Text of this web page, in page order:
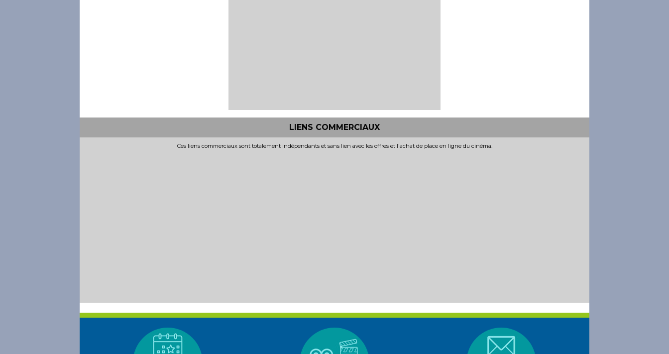
LIENS COMMERCIAUX
Ces liens commerciaux sont totalement indépendants et sans lien avec les offres et l'achat de place en ligne du cinéma.